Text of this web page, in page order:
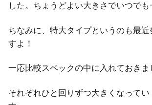
した。ちょうどよい大きさでいつで
ちなみに、特大タイプというのも最
すよ！
一応比較スペックの中に入れておきま
それぞれひと回りずつ大きくなって